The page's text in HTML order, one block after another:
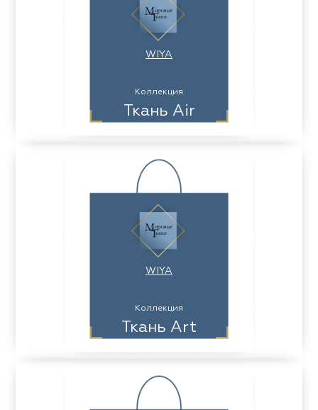
WIYA
Коллекция
Ткань Air
WIYA
Коллекция
Ткань Art